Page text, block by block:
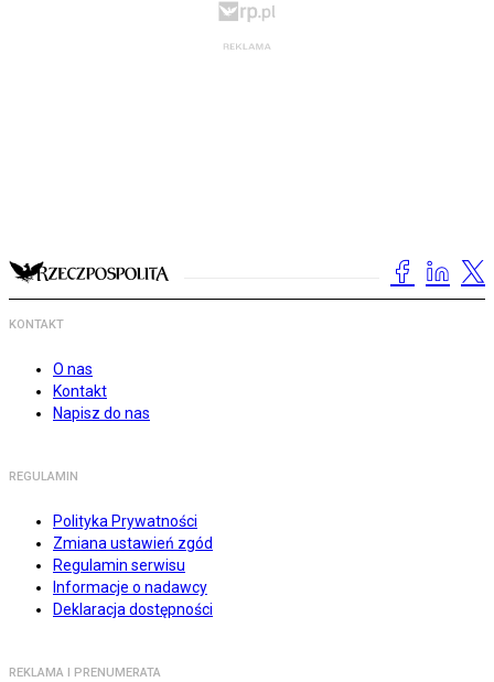
KONTAKT
O nas
Kontakt
Napisz do nas
REGULAMIN
Polityka Prywatności
Zmiana ustawień zgód
Regulamin serwisu
Informacje o nadawcy
Deklaracja dostępności
REKLAMA I PRENUMERATA